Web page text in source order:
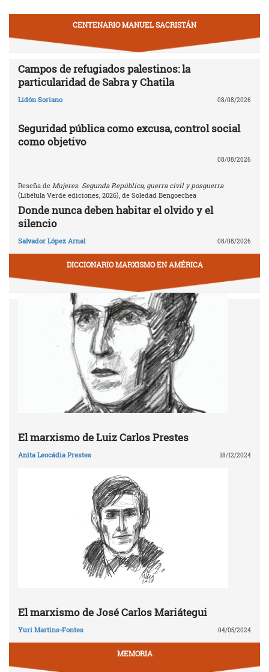
CENTENARIO MANUEL SACRISTÁN
Campos de refugiados palestinos: la
particularidad de Sabra y Chatila
Lidón Soriano 08/08/2026
Seguridad pública como excusa, control social
como objetivo
08/08/2026
Reseña de Mujeres. Segunda República, guerra civil y posguerra
(Libélula Verde ediciones, 2026), de Soledad Bengoechea
Donde nunca deben habitar el olvido y el
silencio
Salvador López Arnal 08/08/2026
DICCIONARIO MARXISMO EN AMÉRICA
El marxismo de Luiz Carlos Prestes
Anita Leocádia Prestes 18/12/2024
El marxismo de José Carlos Mariátegui
Yuri Martins-Fontes 04/05/2024
MEMORIA